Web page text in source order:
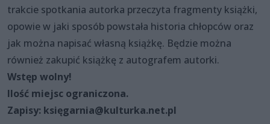
trakcie spotkania autorka przeczyta fragmenty książki,
opowie w jaki sposób powstała historia chłopców oraz
jak można napisać własną książkę. Będzie można
również zakupić książkę z autografem autorki.
Wstęp wolny!
Ilość miejsc ograniczona.
Zapisy: księgarnia@kulturka.net.pl